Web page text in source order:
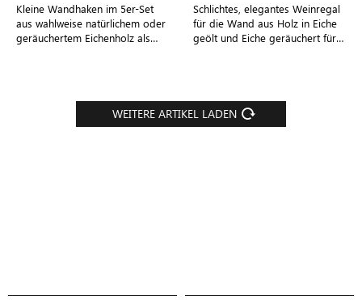
Kleine Wandhaken im 5er-Set
aus wahlweise natürlichem oder
geräuchertem Eichenholz als
Schlichtes, elegantes Weinregal
für die Wand aus Holz in Eiche
geölt und Eiche geräuchert für
WEITERE ARTIKEL LADEN